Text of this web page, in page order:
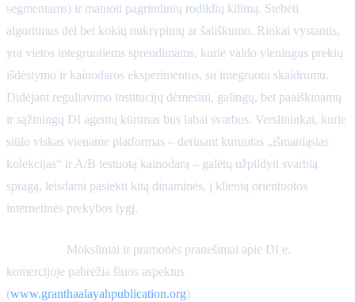
segmentams) ir matuoti pagrindinių rodiklių kilimą. Stebėti
algoritmus dėl bet kokių nukrypimų ar šališkumo. Rinkai vystantis,
yra vietos integruotiems sprendimams, kurie valdo vieningus prekių
išdėstymo ir kainodaros eksperimentus, su integruotu skaidrumu.
Didėjant reguliavimo institucijų dėmesiui, galingų, bet paaiškinamų
ir sąžiningų DI agentų kūrimas bus labai svarbus. Verslininkai, kurie
siūlo viskas viename platformas – derinant kuruotas „išmaniąsias
kolekcijas“ ir A/B testuotą kainodarą – galėtų užpildyti svarbią
spragą, leisdami pasiekti kitą dinaminės, į klientą orientuotos
internetinės prekybos lygį.
Moksliniai ir pramonės pranešimai apie DI e.
komercijoje pabrėžia šiuos aspektus
(www.granthaalayahpublication.org)